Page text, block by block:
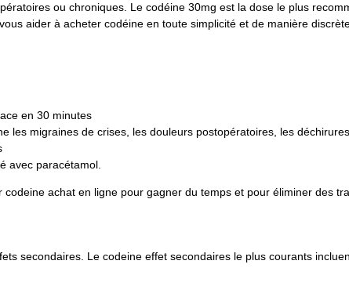
ou chroniques. Le codéine 30mg est la dose le plus
aider à acheter codéine en toute simplicité et de manière
en 30 minutes
les migraines de crises, les douleurs postopératoires, les
avec paracétamol.
achat en ligne pour gagner du temps et pour éliminer des
secondaires. Le codeine effet secondaires le plus courants